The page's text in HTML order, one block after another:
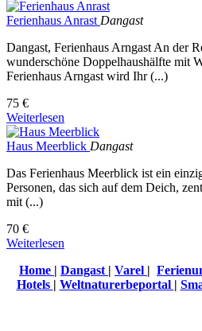
Ferienhaus AnrastDangast
Dangast, Ferienhaus Arngast An der
wunderschöne Doppelhaushälfte mit
Ferienhaus Arngast wird Ihr (...)
75 €
Weiterlesen
Haus Meerblick Dangast
Das Ferienhaus Meerblick ist ein
Personen, das sich auf dem Deich,
mit (...)
70 €
Weiterlesen
Home | Dangast | Varel |
Hotels | Weltnaturerbeportal |